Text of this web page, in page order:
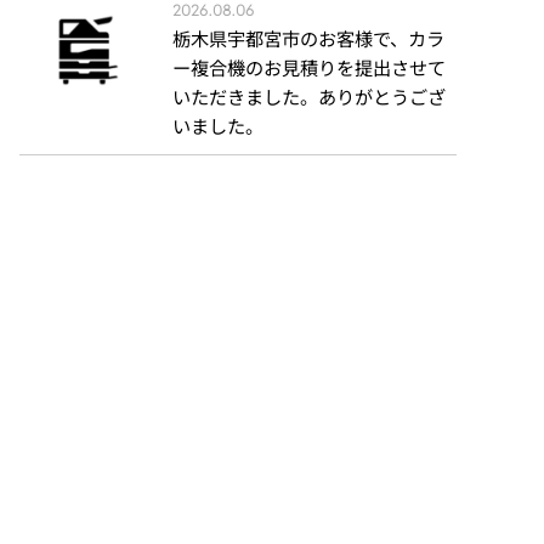
2026.08.06
栃木県宇都宮市のお客様で、カラ
ー複合機のお見積りを提出させて
いただきました。ありがとうござ
いました。